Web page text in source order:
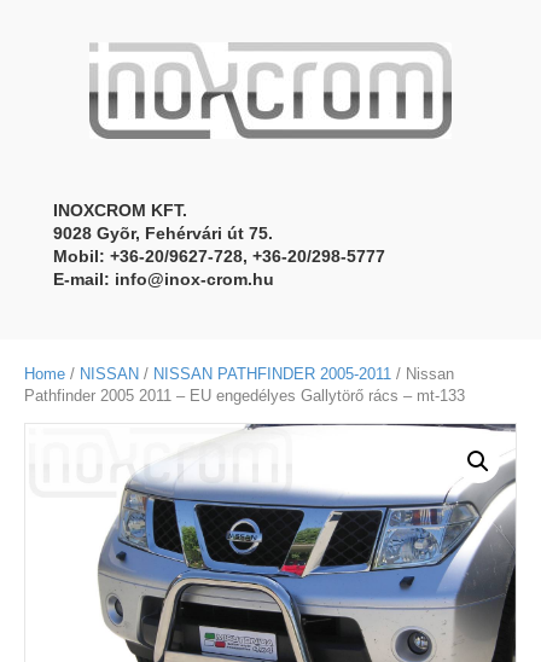
INOXCROM KFT.
9028 Gyõr, Fehérvári út 75.
Mobil: +36-20/9627-728, +36-20/298-5777
E-mail: info@inox-crom.hu
Home / NISSAN / NISSAN PATHFINDER 2005-2011 / Nissan
Pathfinder 2005 2011 – EU engedélyes Gallytörő rács – mt-133